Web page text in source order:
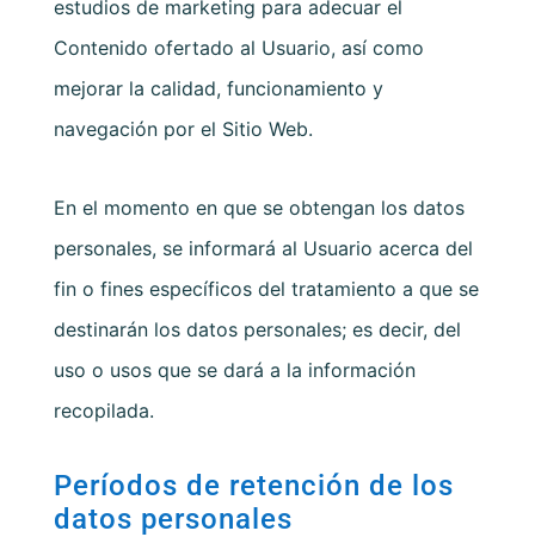
estudios de marketing para adecuar el
Contenido ofertado al Usuario, así como
mejorar la calidad, funcionamiento y
navegación por el Sitio Web.
En el momento en que se obtengan los datos
personales, se informará al Usuario acerca del
fin o fines específicos del tratamiento a que se
destinarán los datos personales; es decir, del
uso o usos que se dará a la información
recopilada.
Períodos de retención de los
datos personales